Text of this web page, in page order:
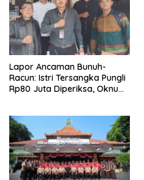
Lapor Ancaman Bunuh-
Racun: Istri Tersangka Pungli
Rp80 Juta Diperiksa, Oknum